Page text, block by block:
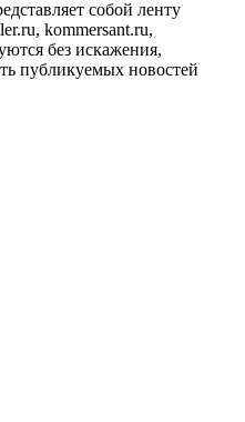
собой ленту
kommersant.ru,
без искажения,
публикуемых новостей